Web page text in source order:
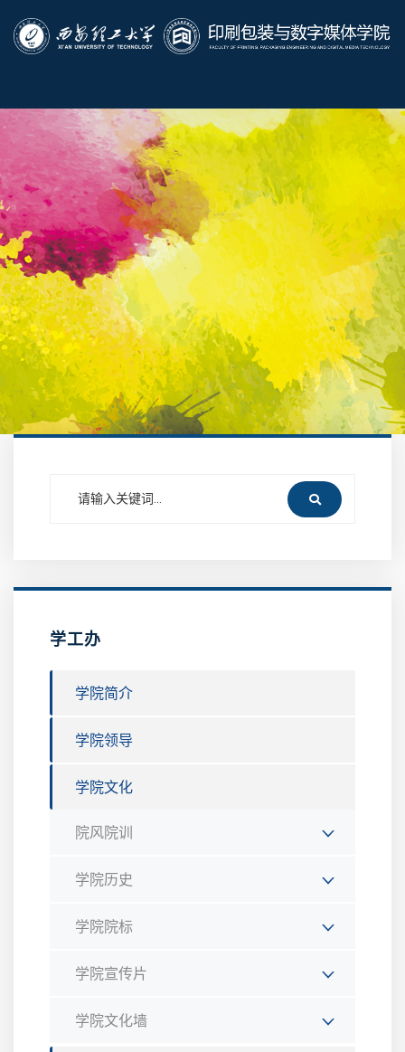
学工办
学院简介
学院领导
学院文化
院风院训
学院历史
学院院标
学院宣传片
学院文化墙